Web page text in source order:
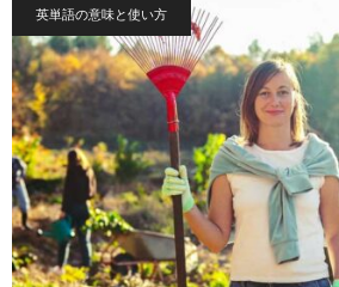
英単語の意味と使い方